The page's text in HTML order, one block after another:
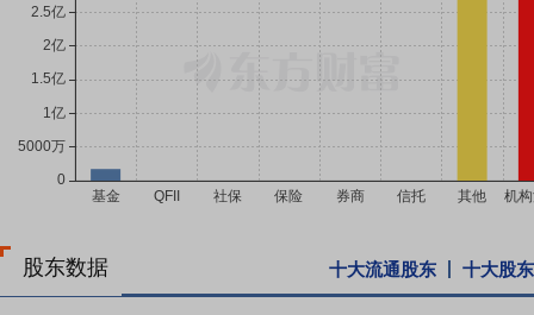
股东数据 十大流通股东 十大股东